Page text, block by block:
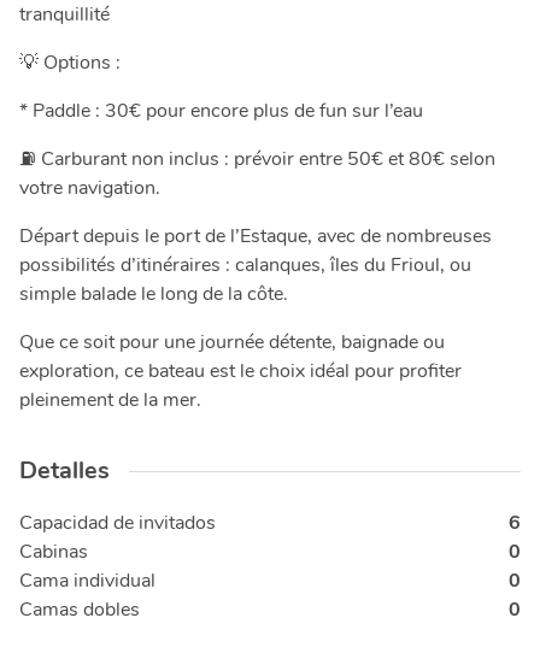
tranquillité
💡 Options :
* Paddle : 30€ pour encore plus de fun sur l’eau
⛽ Carburant non inclus : prévoir entre 50€ et 80€ selon
votre navigation.
Départ depuis le port de l’Estaque, avec de nombreuses
possibilités d’itinéraires : calanques, îles du Frioul, ou
simple balade le long de la côte.
Que ce soit pour une journée détente, baignade ou
exploration, ce bateau est le choix idéal pour profiter
pleinement de la mer.
Detalles
Capacidad de invitados
6
Cabinas
0
Cama individual
0
Camas dobles
0